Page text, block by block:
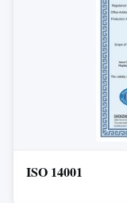
ISO 14001